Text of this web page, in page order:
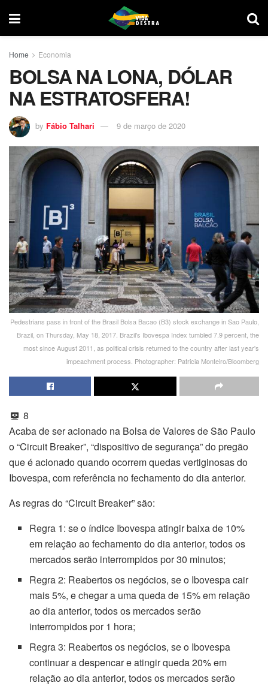
Home Economia
BOLSA NA LONA, DÓLAR
NA ESTRATOSFERA!
by Fábio Talhari 9 de março de 2020
Pedestrians pass in front of the Brasil Bolsa Bacao (B3) stock exchange in Sao Paulo,
Brazil, on Thursday, May 18, 2017. Brazil's Ibovespa Index tumbled 7.9 percent, the
most since August 2011, as political crisis returned to the country after last year's
impeachment process. Photographer: Patricia Monteiro/Bloomberg
8
Acaba de ser acionado na Bolsa de Valores de São Paulo
o “Circuit Breaker”, “dispositivo de segurança” do pregão
que é acionado quando ocorrem quedas vertiginosas do
Ibovespa, com referência no fechamento do dia anterior.
As regras do “Circuit Breaker” são:
Regra 1: se o índice Ibovespa atingir baixa de 10%
em relação ao fechamento do dia anterior, todos os
mercados serão interrompidos por 30 minutos;
Regra 2: Reabertos os negócios, se o Ibovespa cair
mais 5%, e chegar a uma queda de 15% em relação
ao dia anterior, todos os mercados serão
interrompidos por 1 hora;
Regra 3: Reabertos os negócios, se o Ibovespa
continuar a despencar e atingir queda 20% em
relação ao dia anterior, todos os mercados serão